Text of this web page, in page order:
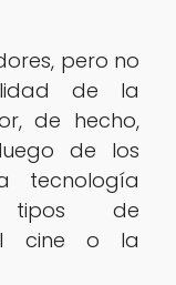
pero no
de la
de hecho,
de los
tecnología
de
cine o la